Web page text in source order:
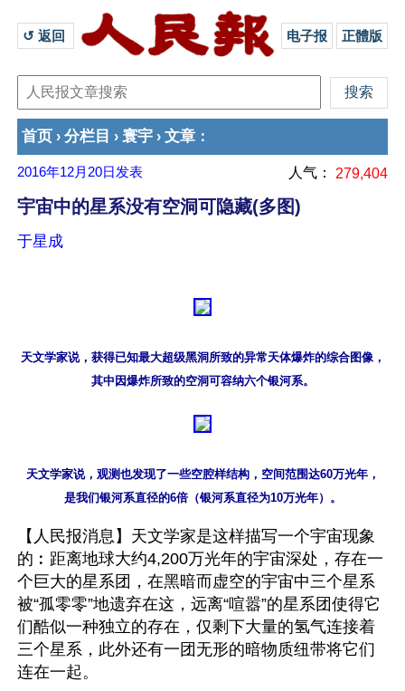
↺ 返回 电子报 正體版
首页 › 分栏目 › 寰宇 › 文章 ：
2016年12月20日 发表 人气： 279,404
宇宙中的星系没有空洞可隐藏(多图)
于星成
天文学家说，获得已知最大超级黑洞所致的异常天体爆炸的综合图像，
其中因爆炸所致的空洞可容纳六个银河系。
天文学家说，观测也发现了一些空腔样结构，空间范围达60万光年，
是我们银河系直径的6倍（银河系直径为10万光年）。
【人民报消息】天文学家是这样描写一个宇宙现象
的︰距离地球大约4,200万光年的宇宙深处，存在一
个巨大的星系团，在黑暗而虚空的宇宙中三个星系
被“孤零零”地遗弃在这，远离“喧嚣”的星系团使得它
们酷似一种独立的存在，仅剩下大量的氢气连接着
三个星系，此外还有一团无形的暗物质纽带将它们
连在一起。